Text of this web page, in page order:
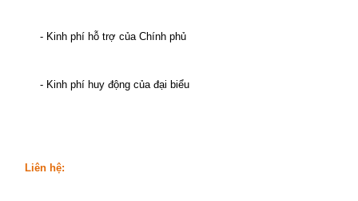
- Kinh phí hỗ trợ của Chính phủ
- Kinh phí huy động của đại biểu
Liên hệ: